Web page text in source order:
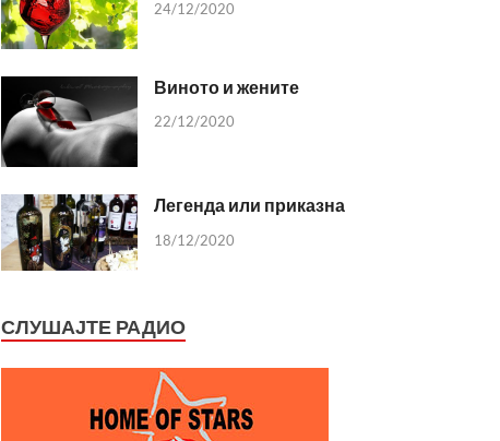
24/12/2020
Виното и жените
22/12/2020
Легенда или приказна
18/12/2020
СЛУШАЈТЕ РАДИО